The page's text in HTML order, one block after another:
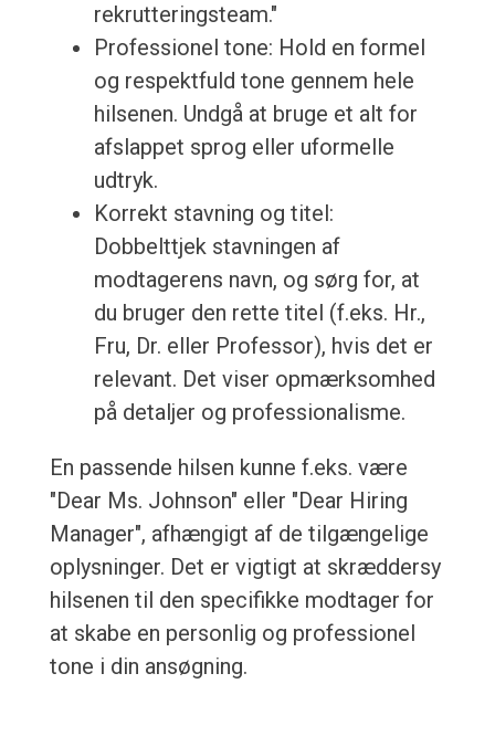
rekrutteringsteam."
Professionel tone: Hold en formel
og respektfuld tone gennem hele
hilsenen. Undgå at bruge et alt for
afslappet sprog eller uformelle
udtryk.
Korrekt stavning og titel:
Dobbelttjek stavningen af
modtagerens navn, og sørg for, at
du bruger den rette titel (f.eks. Hr.,
Fru, Dr. eller Professor), hvis det er
relevant. Det viser opmærksomhed
på detaljer og professionalisme.
En passende hilsen kunne f.eks. være
"Dear Ms. Johnson" eller "Dear Hiring
Manager", afhængigt af de tilgængelige
oplysninger. Det er vigtigt at skræddersy
hilsenen til den specifikke modtager for
at skabe en personlig og professionel
tone i din ansøgning.